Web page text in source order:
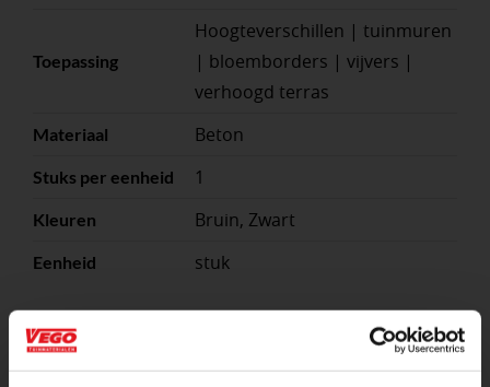
Toepassing
Hoogteverschillen | tuinmuren
| bloemborders | vijvers |
verhoogd terras
Materiaal Beton
Stuks per eenheid 1
Kleuren Bruin, Zwart
Eenheid stuk